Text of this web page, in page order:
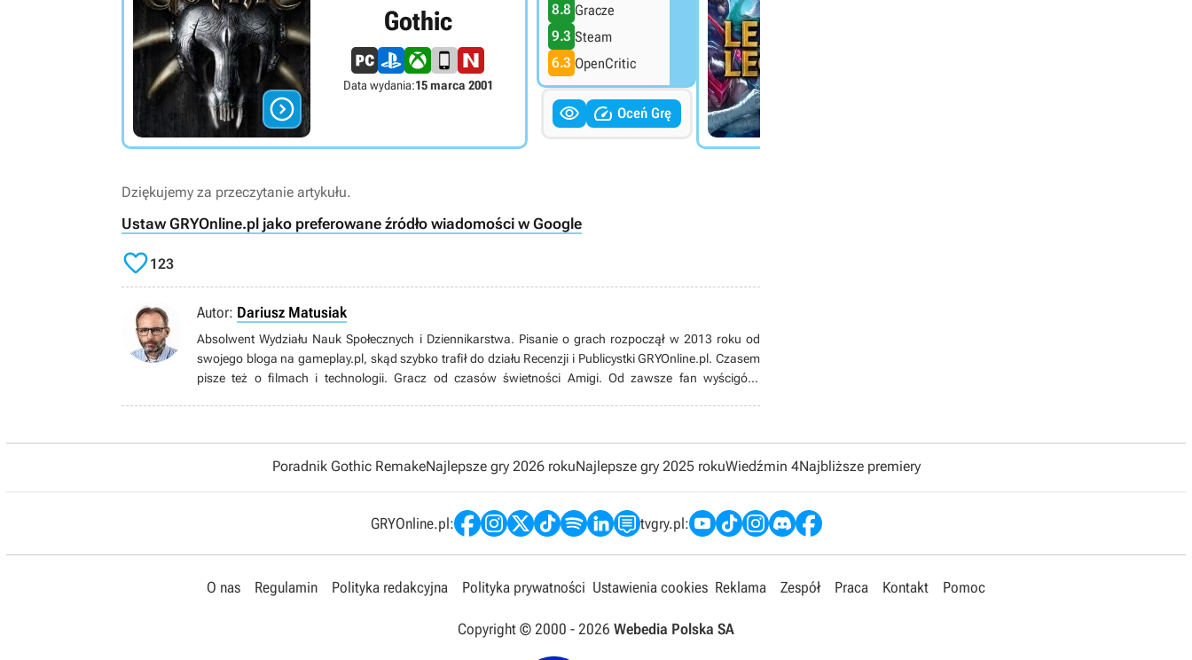

Gothic
Data wydania:15 marca 2001
8.8 Gracze
9.3 Steam
6.3 OpenCritic
  Oceń Grę
Dziękujemy za przeczytanie artykułu.
Ustaw GRYOnline.pl jako preferowane źródło wiadomości w Google
123
Autor: Dariusz Matusiak
Absolwent Wydziału Nauk Społecznych i Dziennikarstwa. Pisanie o grach rozpoczął w 2013 roku od
swojego bloga na gameplay.pl, skąd szybko trafił do działu Recenzji i Publicystki GRYOnline.pl. Czasem
pisze też o filmach i technologii. Gracz od czasów świetności Amigi. Od zawsze fan wyścigów,
Poradnik Gothic RemakeNajlepsze gry 2026 rokuNajlepsze gry 2025 rokuWiedźmin 4Najbliższe premiery
GRYOnline.pl: tvgry.pl:
O nas Regulamin Polityka redakcyjna Polityka prywatności Ustawienia cookies Reklama Zespół Praca Kontakt Pomoc
Copyright © 2000 - 2026 Webedia Polska SA